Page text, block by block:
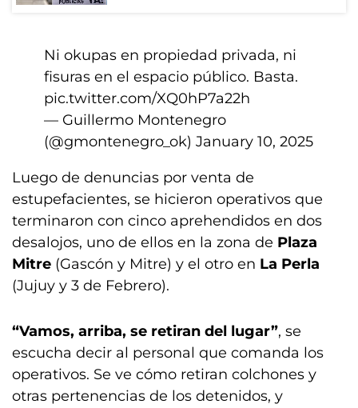
Ni okupas en propiedad privada, ni
fisuras en el espacio público. Basta.
pic.twitter.com/XQ0hP7a22h
— Guillermo Montenegro
(@gmontenegro_ok) January 10, 2025
Luego de denuncias por venta de
estupefacientes, se hicieron operativos que
terminaron con cinco aprehendidos en dos
desalojos, uno de ellos en la zona de Plaza
Mitre (Gascón y Mitre) y el otro en La Perla
(Jujuy y 3 de Febrero).
“Vamos, arriba, se retiran del lugar”, se
escucha decir al personal que comanda los
operativos. Se ve cómo retiran colchones y
otras pertenencias de los detenidos, y